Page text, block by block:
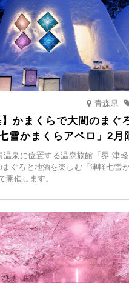
青森県
】かまくらで大間のまぐ
雪かまくらアペロ」2月
温泉に位置する温泉旅館「界 津
まぐろと地酒を楽しむ「津軽七雪
開催します。